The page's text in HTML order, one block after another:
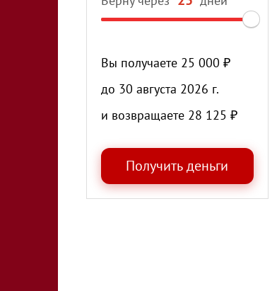
Вы получаете 25 000 ₽
до 30 августа 2026 г.
и возвращаете 28 125 ₽